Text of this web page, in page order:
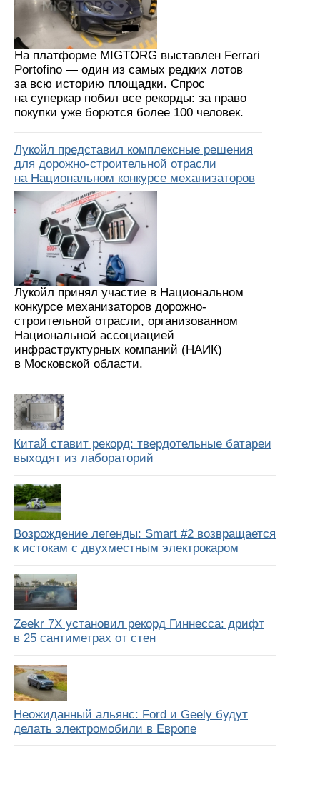
На платформе MIGTORG выставлен Ferrari
Portofino — один из самых редких лотов
за всю историю площадки. Спрос
на суперкар побил все рекорды: за право
покупки уже борются более 100 человек.
Лукойл представил комплексные решения
для дорожно-строительной отрасли
на Национальном конкурсе механизаторов
Лукойл принял участие в Национальном
конкурсе механизаторов дорожно-
строительной отрасли, организованном
Национальной ассоциацией
инфраструктурных компаний (НАИК)
в Московской области.
Китай ставит рекорд: твердотельные батареи
выходят из лабораторий
Возрождение легенды: Smart #2 возвращается
к истокам с двухместным электрокаром
Zeekr 7X установил рекорд Гиннесса: дрифт
в 25 сантиметрах от стен
Неожиданный альянс: Ford и Geely будут
делать электромобили в Европе